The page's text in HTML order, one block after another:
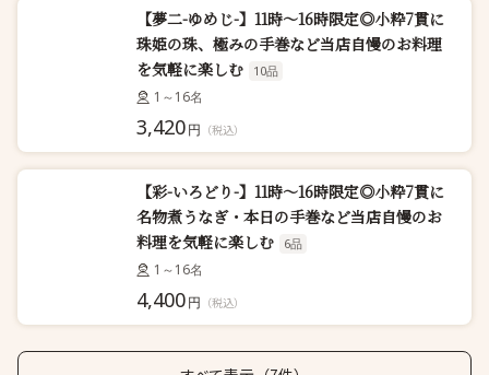
【夢二-ゆめじ-】11時～16時限定◎小粋7貫に
珠姫の珠、極みの手巻など当店自慢のお料理
を気軽に楽しむ
10品
1～16名
3,420円 （税込）
【彩-いろどり-】11時～16時限定◎小粋7貫に
名物煮うなぎ・本日の手巻など当店自慢のお
料理を気軽に楽しむ
6品
1～16名
4,400円 （税込）